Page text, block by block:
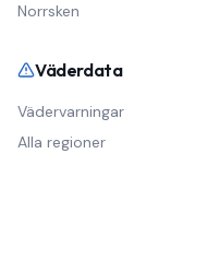
Norrsken
Väderdata
Vädervarningar
Alla regioner